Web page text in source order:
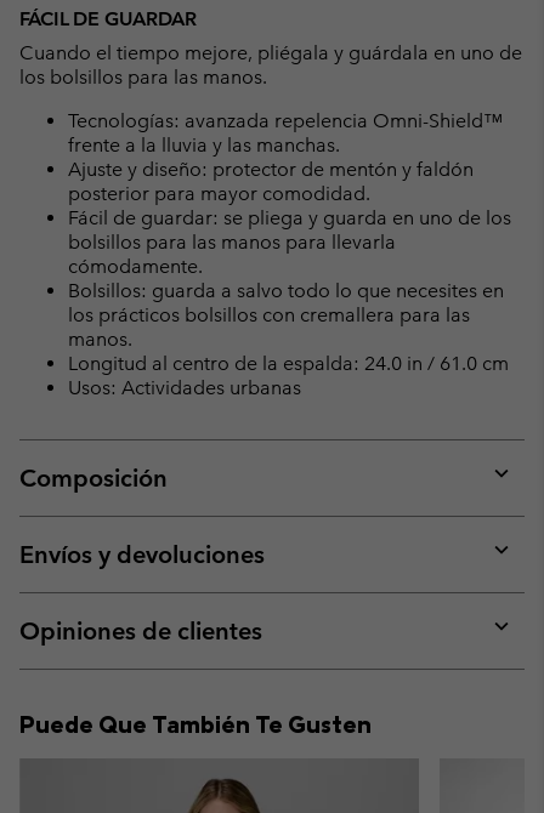
FÁCIL DE GUARDAR
Cuando el tiempo mejore, pliégala y guárdala en uno de
los bolsillos para las manos.
Tecnologías: avanzada repelencia Omni-Shield™
frente a la lluvia y las manchas.
Ajuste y diseño: protector de mentón y faldón
posterior para mayor comodidad.
Fácil de guardar: se pliega y guarda en uno de los
bolsillos para las manos para llevarla
cómodamente.
Bolsillos: guarda a salvo todo lo que necesites en
los prácticos bolsillos con cremallera para las
manos.
Longitud al centro de la espalda: 24.0 in / 61.0 cm
Usos: Actividades urbanas
Composición
or
Envíos y devoluciones
or
Opiniones de clientes
or
Puede Que También Te Gusten